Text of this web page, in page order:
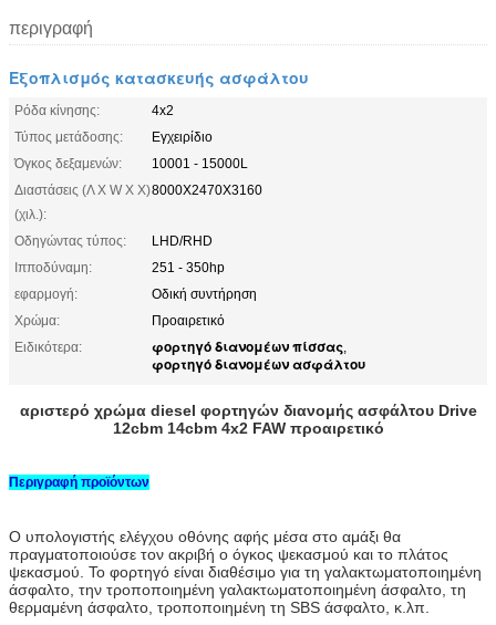
περιγραφή
Εξοπλισμός κατασκευής ασφάλτου
Ρόδα κίνησης:
4x2
Τύπος μετάδοσης:
Εγχειρίδιο
Όγκος δεξαμενών:
10001 - 15000L
Διαστάσεις (Λ Χ W Χ Χ)
(χιλ.):
8000X2470X3160
Οδηγώντας τύπος:
LHD/RHD
Ιπποδύναμη:
251 - 350hp
εφαρμογή:
Οδική συντήρηση
Χρώμα:
Προαιρετικό
Ειδικότερα:
φορτηγό διανομέων πίσσας,
φορτηγό διανομέων ασφάλτου
αριστερό χρώμα diesel φορτηγών διανομής ασφάλτου Drive
12cbm 14cbm 4x2 FAW προαιρετικό
Περιγραφή προϊόντων
Ο υπολογιστής ελέγχου οθόνης αφής μέσα στο αμάξι θα
πραγματοποιούσε τον ακριβή ο όγκος ψεκασμού και το πλάτος
ψεκασμού. Το φορτηγό είναι διαθέσιμο για τη γαλακτωματοποιημένη
άσφαλτο, την τροποποιημένη γαλακτωματοποιημένη άσφαλτο, τη
θερμαμένη άσφαλτο, τροποποιημένη τη SBS άσφαλτο, κ.λπ.